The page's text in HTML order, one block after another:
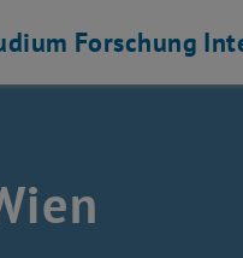
Forschung